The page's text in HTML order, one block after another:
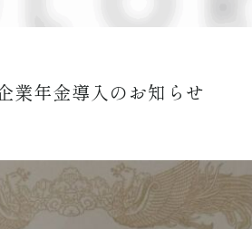
業年金導入のお知らせ